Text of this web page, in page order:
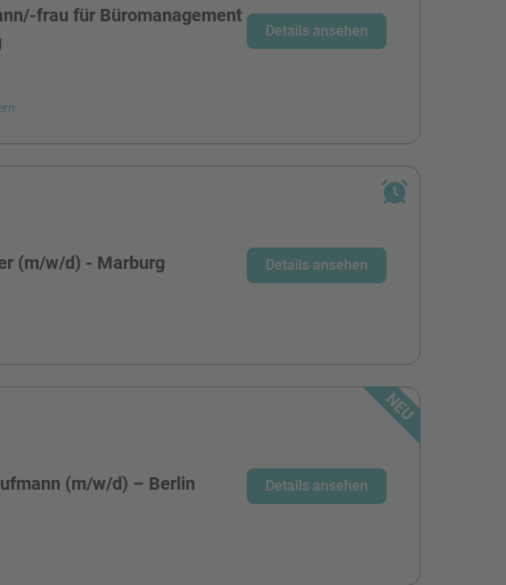
frau für Büromanagement
Details ansehen
(m/w/d) - Marburg Details ansehen
(m/w/d) – Berlin Details ansehen